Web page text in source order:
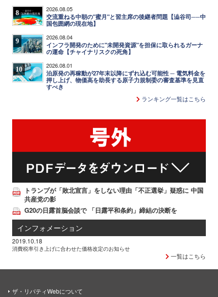
8 2026.08.05
交流重ねる中朝の"蜜月"と習主席の後継者問題【澁谷司──中
国包囲網の現在地】
9 2026.08.04
インフラ開発のために"未開発資源"を担保に取られるガーナ
の運命【チャイナリスクの死角】
10 2026.08.01
泊原発の再稼動が27年末以降にずれ込む可能性 ─ 電気料金を
押し上げ、物価高を助長する原子力規制委の審査基準を見直
すべき
ランキング一覧はこちら
トランプが「敗北宣言」をしない理由「不正選挙」疑惑に 中国
共産党の影
G20の日露首脳会談で 「日露平和条約」締結の決断を
インフォメーション
2019.10.18
消費税率引き上げに合わせた価格改定のお知らせ
一覧はこちら
ザ・リバティWebについて